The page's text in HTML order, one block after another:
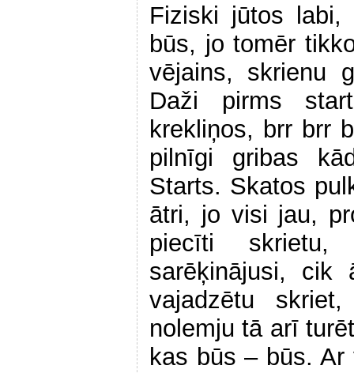
Fiziski jūtos
būs, jo tomēr
vējains, skrienu
Daži pirms
krekliņos, brr brr
pilnīgi gribas
Starts. Skatos
ātri, jo visi jau,
piecīti skrietu,
sarēķinājusi, cik
vajadzētu
nolemju tā arī
kas būs – būs.